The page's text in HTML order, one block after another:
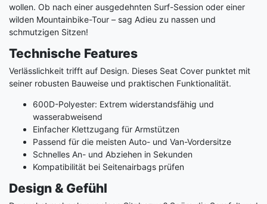
wollen. Ob nach einer ausgedehnten Surf-Session oder einer
wilden Mountainbike-Tour – sag Adieu zu nassen und
schmutzigen Sitzen!
Technische Features
Verlässlichkeit trifft auf Design. Dieses Seat Cover punktet mit
seiner robusten Bauweise und praktischen Funktionalität.
600D-Polyester: Extrem widerstandsfähig und
wasserabweisend
Einfacher Klettzugang für Armstützen
Passend für die meisten Auto- und Van-Vordersitze
Schnelles An- und Abziehen in Sekunden
Kompatibilität bei Seitenairbags prüfen
Design & Gefühl